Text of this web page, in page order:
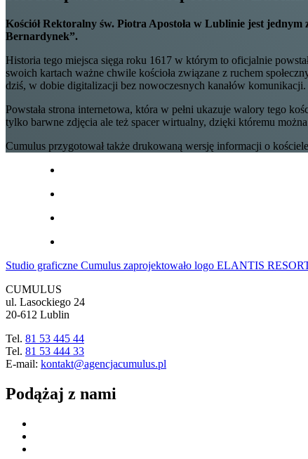
Kościół Rektoralny św. Piotra Apostoła w Lublinie jest jednym
Bernardynek”.
Historia tego miejsca sięga roku 1617 w którym to oficjalnie
swoich kartach ważne chwile kościoła związane z ruchem
dziś, w dobie digitalizacji bez nowoczesnych kanałów komunikacji.
Powstała strona internetowa, która w pełni ukazuje walory tego
tylko barwne zdjęcia ale też spacer wirtualny, dzięki któremu
Cumulus przygotował także drukowaną wersję informacji o
Studio graficzne Cumulus zaprojektowało logo ELANTIS
CUMULUS
ul. Lasockiego 24
20-612 Lublin
Tel. 81 53 445 44
Tel. 81 53 444 33
E-mail: kontakt@agencjacumulus.pl
Podążaj z nami